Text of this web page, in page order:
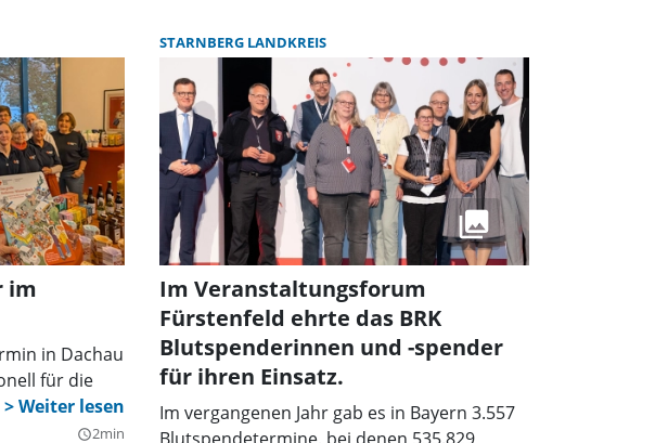
im
in Dachau
für die
query_builder2min
STARNBERG LANDKREIS
Im Veranstaltungsforum
Fürstenfeld ehrte das BRK
Blutspenderinnen und -spender
für ihren Einsatz.
Im vergangenen Jahr gab es in Bayern 3.557